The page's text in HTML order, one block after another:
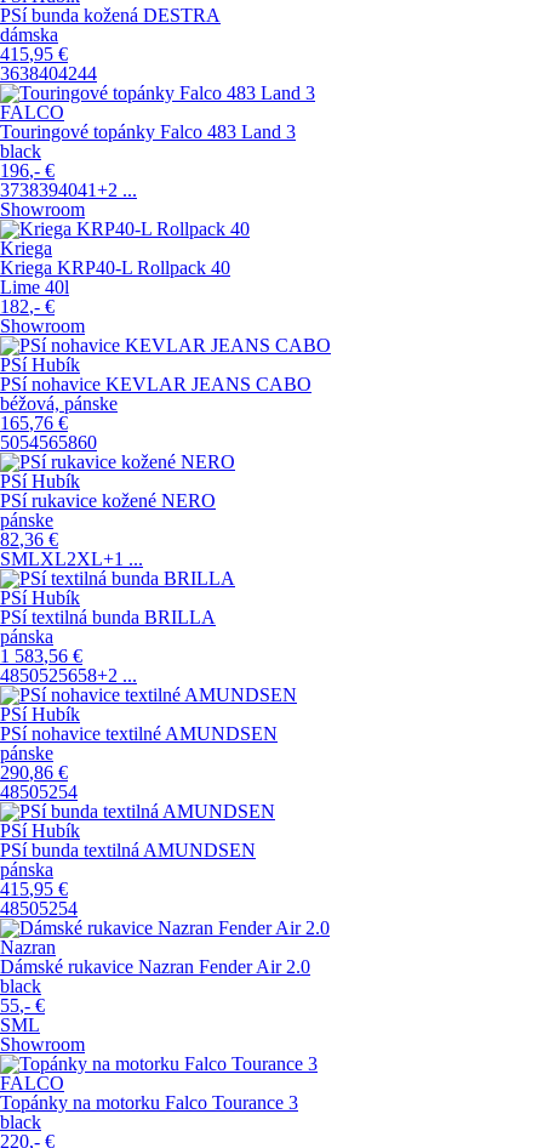
PSí bunda kožená DESTRA
dámska
415,95 €
3638404244
FALCO
Touringové topánky Falco 483 Land 3
black
196,- €
3738394041+2 ...
Showroom
Kriega
Kriega KRP40-L Rollpack 40
Lime 40l
182,- €
Showroom
PSí Hubík
PSí nohavice KEVLAR JEANS CABO
béžová, pánske
165,76 €
5054565860
PSí Hubík
PSí rukavice kožené NERO
pánske
82,36 €
SMLXL2XL+1 ...
PSí Hubík
PSí textilná bunda BRILLA
pánska
1 583,56 €
4850525658+2 ...
PSí Hubík
PSí nohavice textilné AMUNDSEN
pánske
290,86 €
48505254
PSí Hubík
PSí bunda textilná AMUNDSEN
pánska
415,95 €
48505254
Nazran
Dámské rukavice Nazran Fender Air 2.0
black
55,- €
SML
Showroom
FALCO
Topánky na motorku Falco Tourance 3
black
220,- €